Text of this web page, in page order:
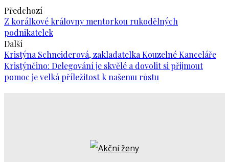
Předchozí
Z korálkové královny mentorkou rukodělných
podnikatelek
Další
Kristýna Schneiderová, zakladatelka Kouzelné Kanceláře
Kristýnčino: Delegování je skvělé a dovolit si přijmout
pomoc je velká příležitost k našemu růstu